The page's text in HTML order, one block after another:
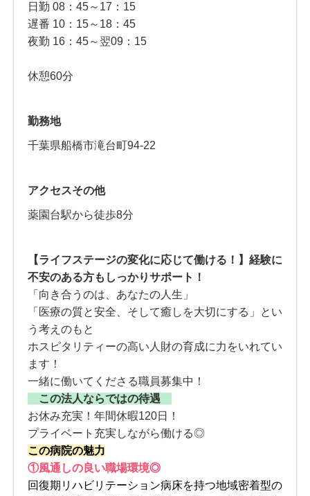
日勤 08：45～17：15
遅番 10：15～18：45
夜勤 16：45～翌09：15
休憩60分
勤務地
千葉県船橋市滝台町94-22
アクセスその他
薬園台駅から徒歩8分
【ライフステージの変化に応じて働ける！】経験に
不安のある方もしっかりサポート！
「向き合うのは、あなたの人生」
「医療の質と安全、そして癒しを大切にする」とい
う考えのもと
ホスピタリティーの高い人財の育成に力をいれてい
ます！
一緒に働いてくださる職員募集中！
この法人ならではの待遇
お休み充実！年間休暇120日！
プライベート充実しながら働ける◎
この病院の魅力
①風通しの良い職場環境◎
回復期リハビリテーション病床を持つ地域密着型の